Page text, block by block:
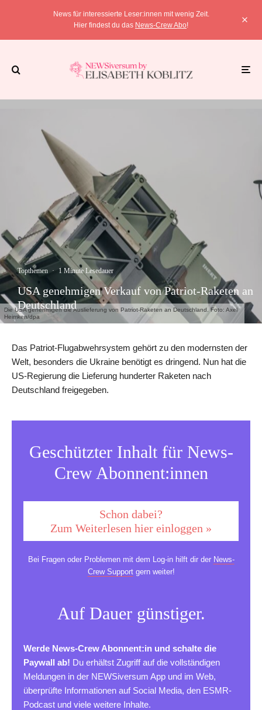
News für interessierte Leser:innen mit wenig Zeit.
Hier findest du das News-Crew Abo!
Die USA genehmigen die Auslieferung von Patriot-Raketen an Deutschland. Foto: Axel
Heimken/dpa
Topthemen · 1 Minute Lesedauer
USA genehmigen Verkauf von Patriot-Raketen an
Deutschland
Das Patriot-Flugabwehrsystem gehört zu den modernsten der
Welt, besonders die Ukraine benötigt es dringend. Nun hat die
US-Regierung die Lieferung hunderter Raketen nach
Deutschland freigegeben.
Geschützter Inhalt für News-
Crew Abonnent:innen
Schon dabei?
Zum Weiterlesen hier einloggen »
Bei Fragen oder Problemen mit dem Log-in hilft dir der News-
Crew Supportgern weiter!
Auf Dauer günstiger.
Werde News-Crew Abonnent:in und schalte die
Paywall ab! Du erhältst Zugriff auf die vollständigen
Meldungen in der NEWSiversum App und im Web,
überprüfte Informationen auf Social Media, den ESMR-
Podcast und viele weitere Inhalte.